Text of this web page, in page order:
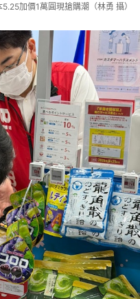
加價1萬圓現搶購潮（林勇 攝）